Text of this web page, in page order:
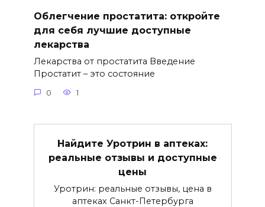
Облегчение простатита: откройте
для себя лучшие доступные
лекарства
Лекарства от простатита Введение
Простатит – это состояние
0 1
Найдите Уротрин в аптеках:
реальные отзывы и доступные
цены
Уротрин: реальные отзывы, цена в
аптеках Санкт-Петербурга